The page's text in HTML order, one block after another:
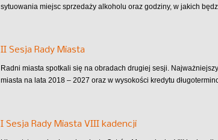
sytuowania miejsc sprzedaży alkoholu oraz godziny, w jakich
II Sesja Rady Miasta
Radni miasta spotkali się na obradach drugiej sesji.
miasta na lata 2018 – 2027 oraz w wysokości kredytu
I Sesja Rady Miasta VIII kadencji